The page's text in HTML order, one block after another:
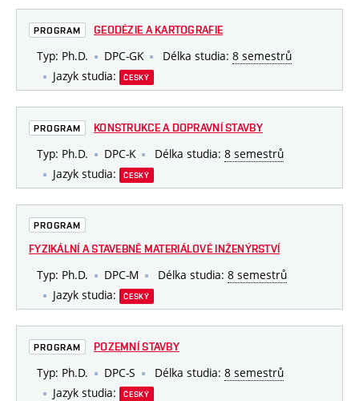
PROGRAM GEODÉZIE A KARTOGRAFIE
Typ: Ph.D. DPC-GK Délka studia: 8 semestrů
Jazyk studia:
ČESKÝ
PROGRAM KONSTRUKCE A DOPRAVNÍ STAVBY
Typ: Ph.D. DPC-K Délka studia: 8 semestrů
Jazyk studia:
ČESKÝ
PROGRAM
FYZIKÁLNÍ A STAVEBNĚ MATERIÁLOVÉ INŽENÝRSTVÍ
Typ: Ph.D. DPC-M Délka studia: 8 semestrů
Jazyk studia:
ČESKÝ
PROGRAM POZEMNÍ STAVBY
Typ: Ph.D. DPC-S Délka studia: 8 semestrů
Jazyk studia:
ČESKÝ